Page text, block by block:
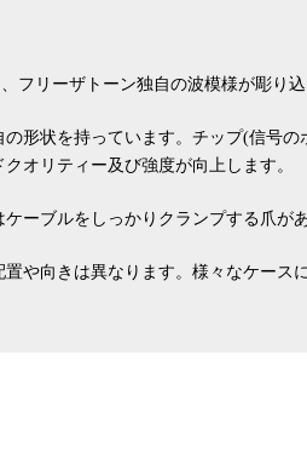
フリーザトーン独自の波模様が彫り
形状を持っています。チップ(信号
オリティー及び強度が向上します。
ーブルをしっかりクランプする爪が
や向きは異なります。様々なケース